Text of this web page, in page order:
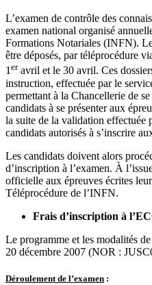
L’examen de contrôle des
examen national organisé
Formations Notariales (INFN).
être déposés, par téléprocédure
1eravril et le 30 avril. Ces
instruction, effectuée par le
permettant à la Chancellerie de
candidats à se présenter aux
la suite de la validation effectuée
candidats autorisés à s’inscrire
Les candidats doivent alors
d’inscription à l’examen. À
officielle aux épreuves écrites
Téléprocédure de l’INFN.
Frais d’inscription à
Le programme et les modalités
20 décembre 2007 (NOR :
Déroulement de l’examen :